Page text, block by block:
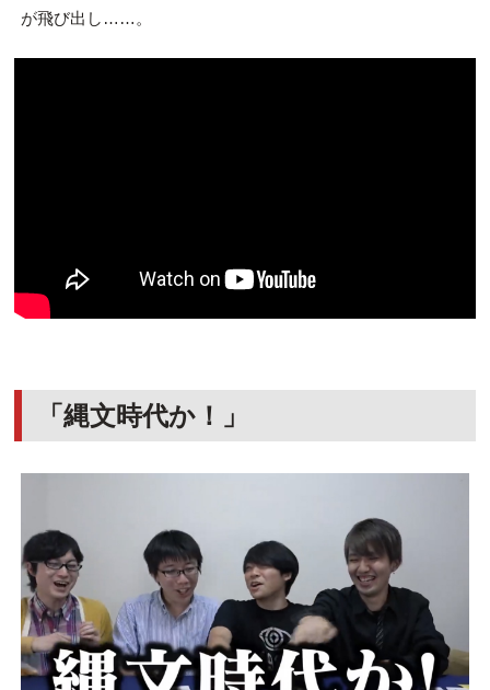
が飛び出し……。
「縄文時代か！」